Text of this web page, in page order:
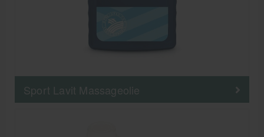
Sport Lavit Massageolie